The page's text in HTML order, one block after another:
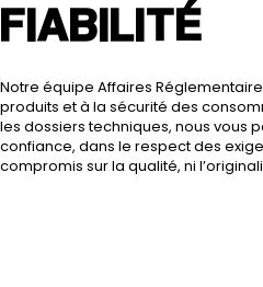
FIABILITÉ
Notre équipe Affaires
produits et à la sécurité des
les dossiers techniques, nous vous
confiance, dans le respect des
compromis sur la qualité, ni